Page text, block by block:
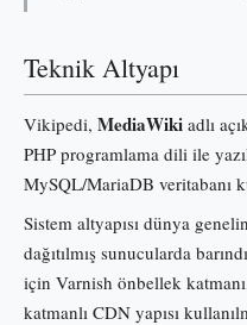
Teknik Altyapı
Vikipedi, MediaWiki adlı
PHP programlama dili ile
MySQL/MariaDB veritabanı
Sistem altyapısı dünya
dağıtılmış sunucularda
için Varnish önbellek
katmanlı CDN yapısı